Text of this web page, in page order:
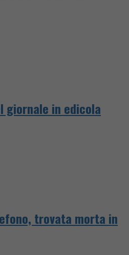
giornale in edicola
trovata morta in